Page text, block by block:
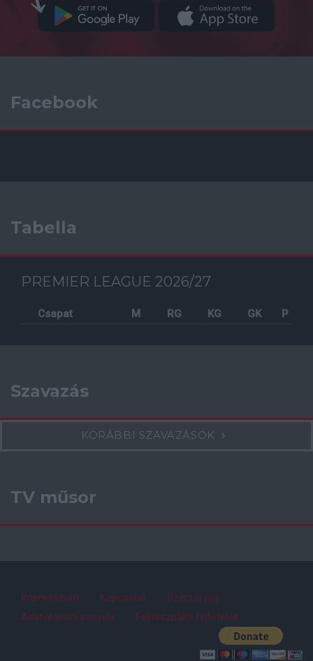
Facebook
Tabella
PREMIER LEAGUE 2026/27
Csapat M RG KG GK P
Szavazás
KORÁBBI SZAVAZÁSOK
TV műsor
Impresszum Kapcsolat
Szerzői jog
Adatvédelmi irányelv
Felhasználói feltételek